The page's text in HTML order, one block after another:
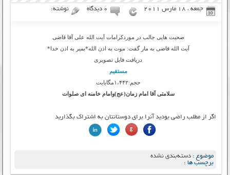
جمعه ، 18 مارس 2011 ۰ دیدگاه نوشته:
صحبت هایی جالب در موردکرامات آیت الله علی آقا قاضی
آیت الله قاضی به مار گفت: موت به اذن الله*بمیر به اذن خدا*
دریافت فایل تصویری
مستقیم
حجم:۱،۴۴۲مگابایت
سلامتی آقا امام زمان(عج)وامام خامنه ای صلوات
اگر از مطلب راضی بودید آنرا برای دوستانتان به اشتراک بگذارید
موضوع :دسته‌بندی نشده
برچسب ها :